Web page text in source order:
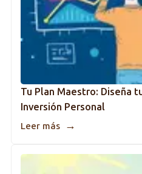
Tu Plan Maestro: Diseña
Inversión Personal
Leer más →